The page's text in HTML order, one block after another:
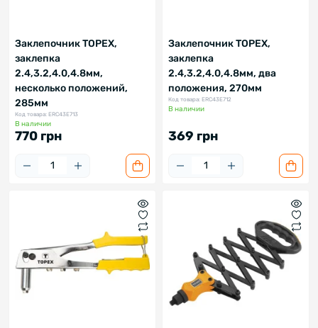
Заклепочник TOPEX,
заклепка
2.4,3.2,4.0,4.8мм,
несколько положений,
285мм
Код товара: ERC43E713
В наличии
770 грн
Заклепочник TOPEX,
заклепка
2.4,3.2,4.0,4.8мм, два
положения, 270мм
Код товара: ERC43E712
В наличии
369 грн